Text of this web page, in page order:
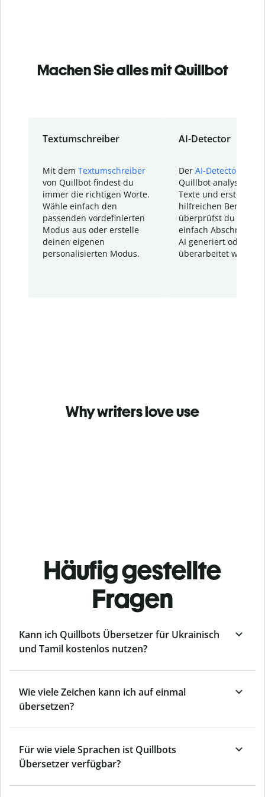
Machen Sie alles mit Quillbot
Textumschreiber
Mit dem Textumschreiber
von Quillbot findest du
immer die richtigen Worte.
Wähle einfach den
passenden vordefinierten
Modus aus oder erstelle
deinen eigenen
personalisierten Modus.
AI-Detector
Der AI-Detector
Quillbot analysiert
Texte und erstellt
hilfreichen Bericht.
überprüfst du
einfach Abschnitte,
AI generiert oder
überarbeitet wurden.
Why writers love use
Häufig gestellte
Fragen
Kann ich Quillbots Übersetzer für Ukrainisch
und Tamil kostenlos nutzen?
Wie viele Zeichen kann ich auf einmal
übersetzen?
Für wie viele Sprachen ist Quillbots
Übersetzer verfügbar?